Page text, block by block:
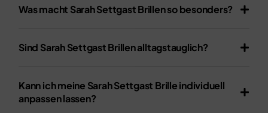
Was macht Sarah Settgast Brillen so besonders?
Sind Sarah Settgast Brillen alltagstauglich?
Kann ich meine Sarah Settgast Brille individuell
anpassen lassen?